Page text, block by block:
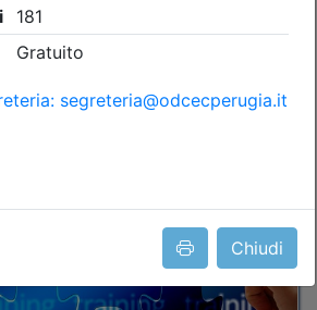
Chiudi
Posti disponibili:
Iscrizione